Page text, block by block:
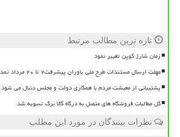
تازه ترین مطالب مرتبط
زمان شارژ کوپن تغییر نمود
مهلت ارسال مستندات طرح ملی یاوران پیشرفت۲ تا ۲۰ مرداد تمدید گردید
پشتیبانی از معیشت مردم با همکاری دولت و مجلس دنبال می شود
کل مطالبات فروشگاه های متصل به درگاه کالا برگ تسویه شد
نظرات بینندگان در مورد این مطلب